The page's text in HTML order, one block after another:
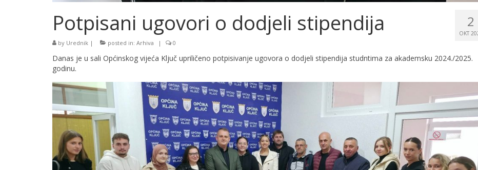
2
OKT
Potpisani ugovori o dodjeli stipendija
by Urednik | posted in: Arhiva | 0
Danas je u sali Općinskog vijeća Ključ upriličeno potpisivanje ugovora o dodjeli stipendija studntima za akademsku 2024./2025.
godinu.